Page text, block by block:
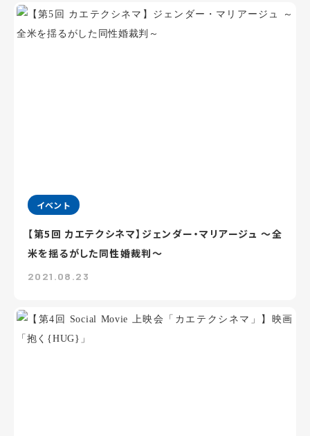
イベント
【第5回 カエテクシネマ】ジェンダー・マリアージュ ～全
米を揺るがした同性婚裁判～
2021.08.23